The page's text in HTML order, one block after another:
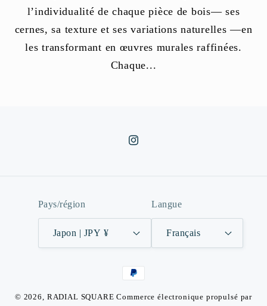
l’individualité de chaque pièce de bois— ses
cernes, sa texture et ses variations naturelles —en
les transformant en œuvres murales raffinées.
Chaque...
Instagram
Pays/région
Japon | JPY ¥
Langue
Français
Moyens
paiement
© 2026, RADIAL SQUARE Commerce électronique propulsé par